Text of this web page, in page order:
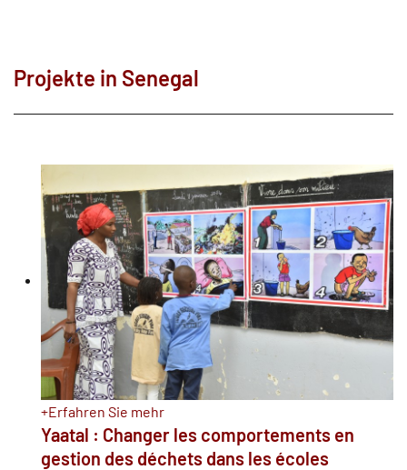
Projekte in Senegal
+Erfahren Sie mehr
Yaatal : Changer les comportements en
gestion des déchets dans les écoles